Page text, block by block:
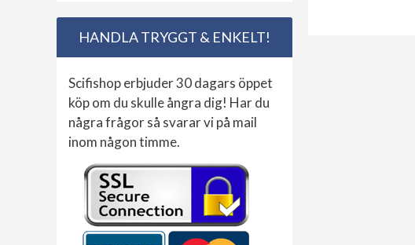
HANDLA TRYGGT & ENKELT!
Scifishop erbjuder 30 dagars öppet
köp om du skulle ångra dig! Har du
några frågor så svarar vi på mail
inom någon timme.